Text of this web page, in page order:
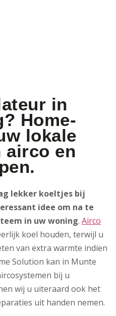
in
Home-
lokale
airco en
lekker koeltjes bij
idee om na te
in uw woning. Airco
koel houden, terwijl u
van extra warmte indien
Solution kan in Munte
bij u
wij u uiteraard ook het
uit handen nemen.